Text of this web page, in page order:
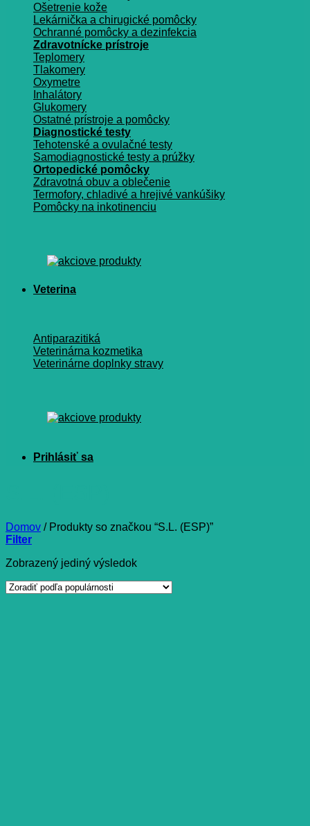
Ošetrenie kože
Lekárnička a chirugické pomôcky
Ochranné pomôcky a dezinfekcia
Zdravotnícke prístroje
Teplomery
Tlakomery
Oxymetre
Inhalátory
Glukomery
Ostatné prístroje a pomôcky
Diagnostické testy
Tehotenské a ovulačné testy
Samodiagnostické testy a prúžky
Ortopedické pomôcky
Zdravotná obuv a oblečenie
Termofory, chladivé a hrejivé vankúšiky
Pomôcky na inkotinenciu
Veterina
Antiparazitiká
Veterinárna kozmetika
Veterinárne doplnky stravy
Domov /Produkty so značkou “S.L. (ESP)”
Filter
Zobrazený jediný výsledok